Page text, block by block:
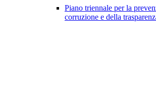
Piano triennale per la
corruzione e della